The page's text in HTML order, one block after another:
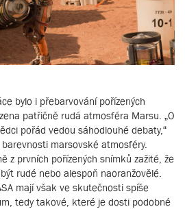
bylo i přebarvování pořízených
patřičně rudá atmosféra Marsu. „O
pořád vedou sáhodlouhé debaty,“
marsovské atmosféry.
z prvních pořízených snímků zažité, že
rudé nebo alespoň naoranžovělé.
mají však ve skutečnosti spíše
tedy takové, které je dosti podobné